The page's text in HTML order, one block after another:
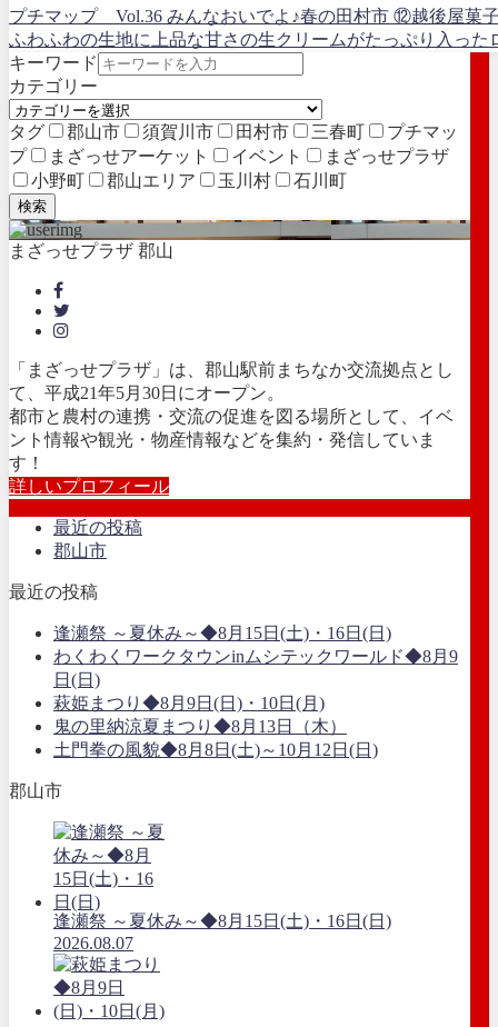
プチマップ Vol.36 みんなおいでよ♪春の田村市 ⑫越後屋菓
ふわふわの生地に上品な甘さの生クリームがたっぷり入っ
キーワード
カテゴリー
タグ 郡山市 須賀川市 田村市 三春町
プチマッ
プ
まざっせアーケット イベント
まざっせプラザ
小野町
郡山エリア 玉川村 石川町
検索
まざっせプラザ 郡山
「まざっせプラザ」は、郡山駅前まちなか交流拠点とし
て、平成21年5月30日にオープン。
都市と農村の連携・交流の促進を図る場所として、イベ
ント情報や観光・物産情報などを集約・発信していま
す！
詳しいプロフィール
最近の投稿
郡山市
最近の投稿
逢瀬祭 ～夏休み～◆8月15日(土)・16日(日)
わくわくワークタウンinムシテックワールド◆8月9
日(日)
萩姫まつり◆8月9日(日)・10日(月)
鬼の里納涼夏まつり◆8月13日（木）
土門拳の風貌◆8月8日(土)～10月12日(日)
郡山市
逢瀬祭 ～夏休み～◆8月15日(土)・16日(日)
2026.08.07